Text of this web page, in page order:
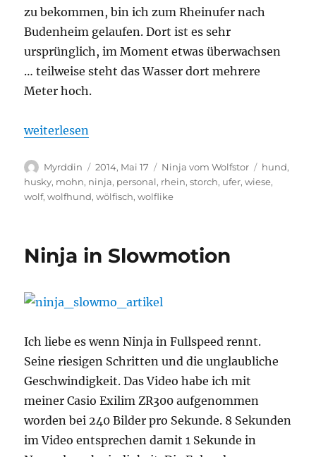
zu bekommen, bin ich zum Rheinufer nach
Budenheim gelaufen. Dort ist es sehr
ursprünglich, im Moment etwas überwachsen
… teilweise steht das Wasser dort mehrere
Meter hoch.
„Spaziergang am Rheinufer“
weiterlesen
Autor
Myrddin
Veröffentlicht
am
2014, Mai 17 Kategorien
Ninja vom Wolfstor hund,
husky, mohn, ninja, personal, rhein,storch, ufer,wiese,
wolf,wolfhund,wölfisch,wolflike
Ninja in Slowmotion
Ich liebe es wenn Ninja in Fullspeed rennt.
Seine riesigen Schritten und die unglaubliche
Geschwindigkeit. Das Video habe ich mit
meiner Casio Exilim ZR300 aufgenommen
worden bei 240 Bilder pro Sekunde. 8 Sekunden
im Video entsprechen damit 1 Sekunde in